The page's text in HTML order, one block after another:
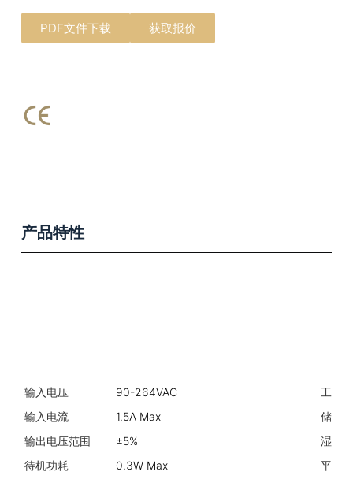
PDF文件下载 获取报价
产品特性
输入电压 90-264VAC
工作
输入电流
1.5A Max
储存
输出电压范围
±5%
湿度
待机功耗
0.3W Max 平均